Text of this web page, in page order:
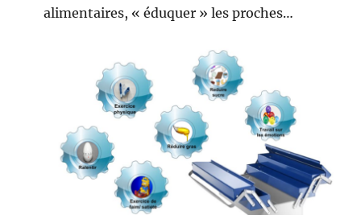
alimentaires, « éduquer » les proches…